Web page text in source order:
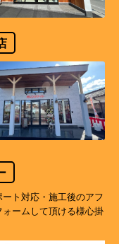
ト対応・施工後のアフ
ームして頂ける様心掛